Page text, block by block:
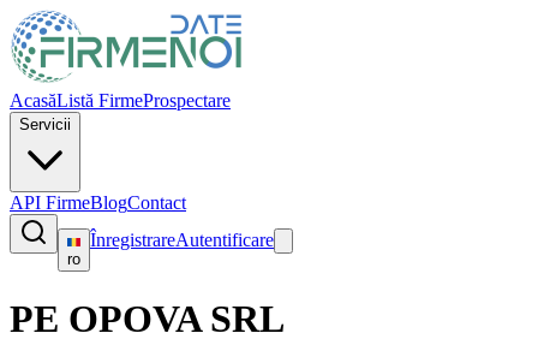
AcasăListă FirmeProspectare
Servicii
API FirmeBlogContact
ro
ÎnregistrareAutentificare
PE OPOVA SRL